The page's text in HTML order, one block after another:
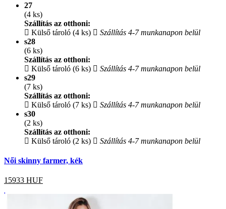
27
(4 ks)
Szállítás az otthoni:
Külső tároló (4 ks)
Szállítás 4-7 munkanapon belül
s28
(6 ks)
Szállítás az otthoni:
Külső tároló (6 ks)
Szállítás 4-7 munkanapon belül
s29
(7 ks)
Szállítás az otthoni:
Külső tároló (7 ks)
Szállítás 4-7 munkanapon belül
s30
(2 ks)
Szállítás az otthoni:
Külső tároló (2 ks)
Szállítás 4-7 munkanapon belül
Női skinny farmer, kék
15933 HUF